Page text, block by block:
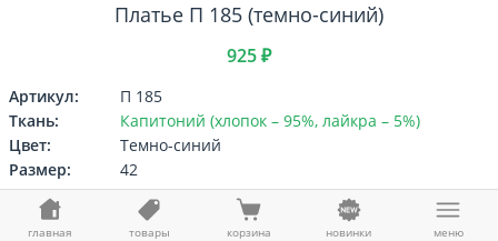
Платье П 185 (темно-синий)
925 ₽
Артикул:
П 185
Ткань:
Капитоний (хлопок – 95%, лайкра – 5%)
Цвет:
Темно-синий
Размер:
42
Выберите